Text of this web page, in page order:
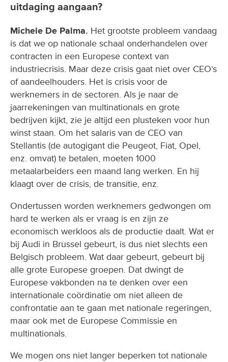
uitdaging aangaan?
Michele De Palma. Het grootste probleem vandaag
is dat we op nationale schaal onderhandelen over
contracten in een Europese context van
industriecrisis. Maar deze crisis gaat niet over CEO’s
of aandeelhouders. Het is crisis voor de
werknemers in de sectoren. Als je naar de
jaarrekeningen van multinationals en grote
bedrijven kijkt, zie je altijd een plusteken voor hun
winst staan. Om het salaris van de CEO van
Stellantis (de autogigant die Peugeot, Fiat, Opel,
enz. omvat) te betalen, moeten 1000
metaalarbeiders een maand lang werken. En hij
klaagt over de crisis, de transitie, enz.
Ondertussen worden werknemers gedwongen om
hard te werken als er vraag is en zijn ze
economisch werkloos als de productie daalt. Wat er
bij Audi in Brussel gebeurt, is dus niet slechts een
Belgisch probleem. Wat daar gebeurt, gebeurt bij
alle grote Europese groepen. Dat dwingt de
Europese vakbonden na te denken over een
internationale coördinatie om niet alleen de
confrontatie aan te gaan met nationale regeringen,
maar ook met de Europese Commissie en
multinationals.
We mogen ons niet langer beperken tot nationale